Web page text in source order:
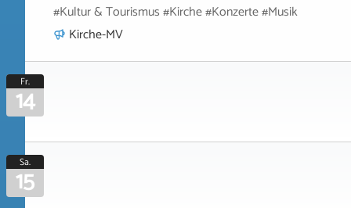
#Kultur & Tourismus #Kirche #Konzerte #Musik
Kirche-MV
Fr.
14
Sa.
15